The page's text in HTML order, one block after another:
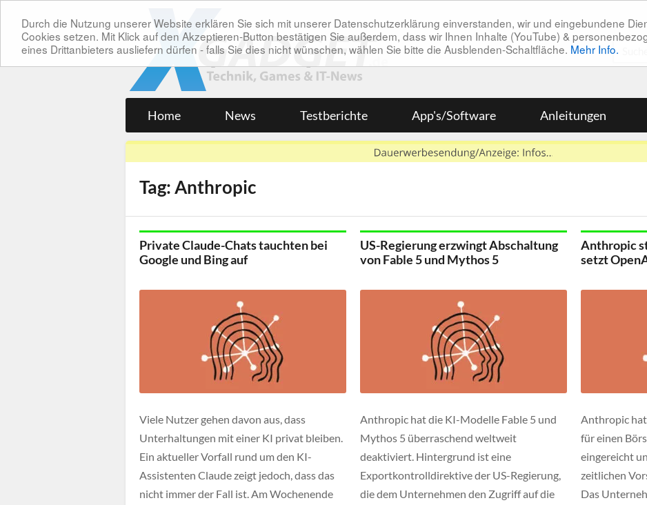
Durch die Nutzung unserer Website erklären Sie sich mit unserer Datenschutzerklärung einverstanden, wir und eingebundene
Cookies setzen. Mit Klick auf den Akzeptieren-Button bestätigen Sie außerdem, dass wir Ihnen Inhalte (YouTube) &
eines Drittanbieters ausliefern dürfen - falls Sie dies nicht wünschen, wählen Sie bitte die Ausblenden-Schaltfläche. Mehr Info.
Home News Testberichte App's/Software Anleitungen
Tag: Anthropic
Private Claude-Chats tauchten bei
Google und Bing auf
Viele Nutzer gehen davon aus, dass
Unterhaltungen mit einer KI privat bleiben.
Ein aktueller Vorfall rund um den KI-
Assistenten Claude zeigt jedoch, dass das
nicht immer der Fall ist. Am Wochenende
US-Regierung erzwingt Abschaltung
von Fable 5 und Mythos 5
Anthropic hat die KI-Modelle Fable 5 und
Mythos 5 überraschend weltweit
deaktiviert. Hintergrund ist eine
Exportkontrolldirektive der US-Regierung,
die dem Unternehmen den Zugriff auf die
Anthropic
setzt
Anthropic
für einen
eingereicht
zeitlichen
Das